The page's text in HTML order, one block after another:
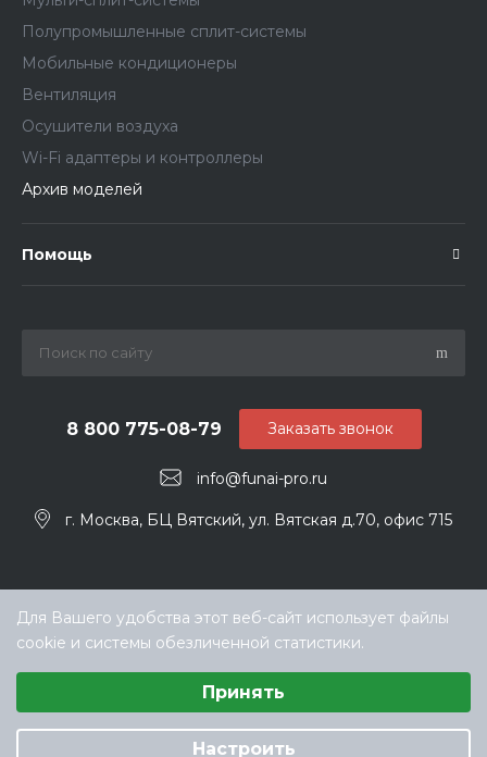
Полупромышленные сплит-системы
Мобильные кондиционеры
Вентиляция
Осушители воздуха
Wi-Fi адаптеры и контроллеры
Архив моделей
Помощь
info@funai-pro.ru
8 800 775-08-79
г. Москва, БЦ Вятский, ул. Вятская д.70, офис 715
Заказать звонок
дилер Funai в РФ
Для Вашего удобства этот веб-сайт использует файлы
cookie и системы обезличенной статистики.
Принять
Настроить